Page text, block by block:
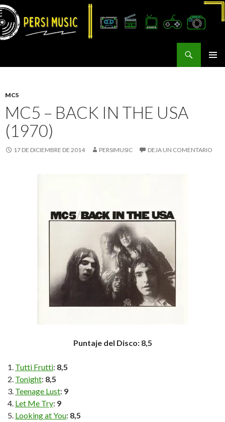
MC5
MC5 – BACK IN THE USA
(1970)
17 DE DICIEMBRE DE 2014 PERSIMUSIC DEJA UN COMENTARIO
Puntaje del Disco: 8,5
Tutti Frutti: 8,5
Tonight: 8,5
Teenage Lust: 9
Let Me Try: 9
Looking at You: 8,5